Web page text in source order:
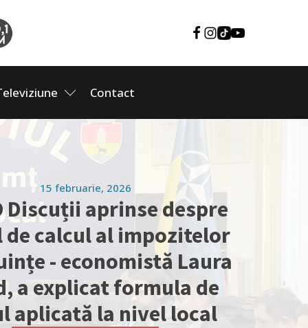
Contact
15 februarie, 2026
Discuții aprinse despre
de calcul al impozitelor
- economistă Laura
a explicat formula de
aplicată la nivel local